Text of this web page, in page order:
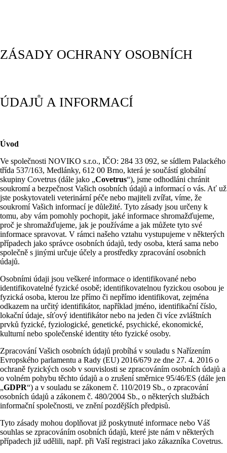
ZÁSADY OCHRANY OSOBNÍCH
ÚDAJŮ A INFORMACÍ
Úvod
Ve společnosti NOVIKO s.r.o., IČO: 284 33 092, se sídlem Palackého
třída 537/163, Medlánky, 612 00 Brno, která je součástí globální
skupiny Covetrus (dále jako „Covetrus“), jsme odhodláni chránit
soukromí a bezpečnost Vašich osobních údajů a informací o vás. Ať už
jste poskytovateli veterinární péče nebo majiteli zvířat, víme, že
soukromí Vašich informací je důležité. Tyto zásady jsou určeny k
tomu, aby vám pomohly pochopit, jaké informace shromažďujeme,
proč je shromažďujeme, jak je používáme a jak můžete tyto své
informace spravovat. V rámci našeho vztahu vystupujeme v některých
případech jako správce osobních údajů, tedy osoba, která sama nebo
společně s jinými určuje účely a prostředky zpracování osobních
údajů.
Osobními údaji jsou veškeré informace o identifikované nebo
identifikovatelné fyzické osobě; identifikovatelnou fyzickou osobou je
fyzická osoba, kterou lze přímo či nepřímo identifikovat, zejména
odkazem na určitý identifikátor, například jméno, identifikační číslo,
lokační údaje, síťový identifikátor nebo na jeden či více zvláštních
prvků fyzické, fyziologické, genetické, psychické, ekonomické,
kulturní nebo společenské identity této fyzické osoby.
Zpracování Vašich osobních údajů probíhá v souladu s Nařízením
Evropského parlamentu a Rady (EU) 2016/679 ze dne 27. 4. 2016 o
ochraně fyzických osob v souvislosti se zpracováním osobních údajů a
o volném pohybu těchto údajů a o zrušení směrnice 95/46/ES (dále jen
„GDPR“) a v souladu se zákonem č. 110/2019 Sb., o zpracování
osobních údajů a zákonem č. 480/2004 Sb., o některých službách
informační společnosti, ve znění pozdějších předpisů.
Tyto zásady mohou doplňovat již poskytnuté informace nebo Váš
souhlas se zpracováním osobních údajů, které jste nám v některých
případech již udělili, např. při Vaší registraci jako zákazníka Covetrus.